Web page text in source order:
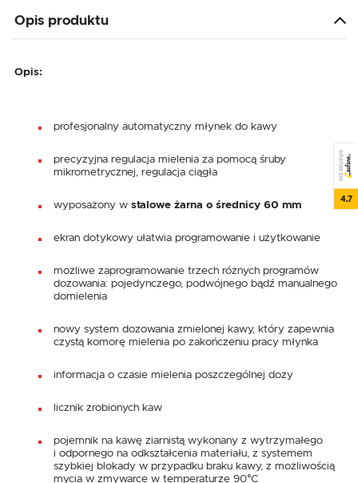
Opis produktu
Opis:
profesjonalny automatyczny młynek do kawy
precyzyjna regulacja mielenia za pomocą śruby
mikrometrycznej, regulacja ciągła
wyposażony w stalowe żarna o średnicy 60 mm
ekran dotykowy ułatwia programowanie i użytkowanie
możliwe zaprogramowanie trzech różnych programów
dozowania: pojedynczego, podwójnego bądź manualnego
domielenia
nowy system dozowania zmielonej kawy, który zapewnia
czystą komorę mielenia po zakończeniu pracy młynka
informacja o czasie mielenia poszczególnej dozy
licznik zrobionych kaw
pojemnik na kawę ziarnistą wykonany z wytrzymałego
i odpornego na odkształcenia materiału, z systemem
szybkiej blokady w przypadku braku kawy, z możliwością
mycia w zmywarce w temperaturze 90°C
SEE REVIEWS
4.7